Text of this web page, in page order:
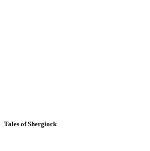
Tales of Shergiock